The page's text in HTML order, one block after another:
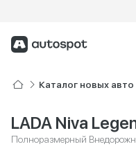
Каталог новых авто
LADA Niva
Полноразмерный